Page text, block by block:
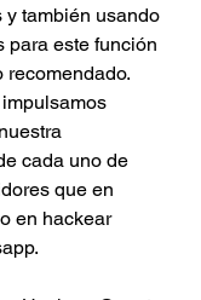
y también usando
para este función
recomendado.
cada uno de
que en
en hackear